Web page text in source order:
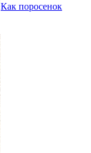
Как поросенок